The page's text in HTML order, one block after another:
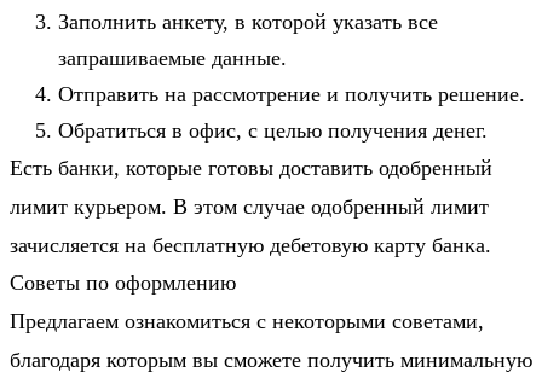
Заполнить анкету, в которой указать все
запрашиваемые данные.
Отправить на рассмотрение и получить решение.
Обратиться в офис, с целью получения денег.
Есть банки, которые готовы доставить одобренный
лимит курьером. В этом случае одобренный лимит
зачисляется на бесплатную дебетовую карту банка.
Советы по оформлению
Предлагаем ознакомиться с некоторыми советами,
благодаря которым вы сможете получить минимальную